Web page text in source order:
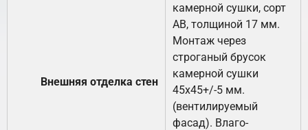
Внешняя отделка стен
камерной сушки, сорт
АВ, толщиной 17 мм.
Монтаж через
строганый брусок
камерной сушки
45х45+/-5 мм.
(вентилируемый
фасад). Влаго-